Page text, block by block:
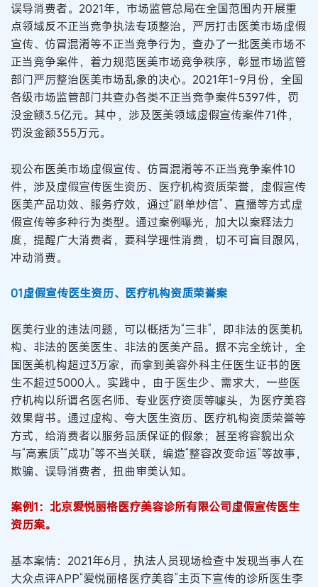
误导消费者。2021年，市场监管总局在全国范围内开展重
点领域反不正当竞争执法专项整治，严厉打击医美市场虚假
宣传、仿冒混淆等不正当竞争行为，查办了一批医美市场不
正当竞争案件，着力规范医美市场竞争秩序，彰显市场监管
部门严厉整治医美市场乱象的决心。2021年1-9月份，全国
各级市场监管部门共查办各类不正当竞争案件5397件，罚
没金额3.5亿元。其中，涉及医美领域虚假宣传案件71件，
罚没金额355万元。
现公布医美市场虚假宣传、仿冒混淆等不正当竞争案件10
件，涉及虚假宣传医生资历、医疗机构资质荣誉，虚假宣传
医美产品功效、服务疗效，通过“刷单炒信”、直播等方式虚
假宣传等多种行为类型。通过案例曝光，加大以案释法力
度，提醒广大消费者，要科学理性消费，切不可盲目跟风，
冲动消费。
01虚假宣传医生资历、医疗机构资质荣誉案
医美行业的违法问题，可以概括为“三非”，即非法的医美机
构、非法的医美医生、非法的医美产品。据不完全统计，全
国医美机构超过3万家，而拿到美容外科主任医生证书的医
生不超过5000人。实践中，由于医生少、需求大，一些医
疗机构以所谓名医名师、专业医疗资质等噱头，为医疗美容
效果背书。通过虚构、夸大医生资历、医疗机构资质荣誉等
方式，给消费者以服务品质保证的假象；甚至将容貌出众
与“高素质”“成功”等不当关联，编造“整容改变命运”等故事，
欺骗、误导消费者，扭曲审美认知。
案例1：北京爱悦丽格医疗美容诊所有限公司虚假宣传医生
资历案。
基本案情：2021年6月，执法人员现场检查中发现当事人在
大众点评APP“爱悦丽格医疗美容”主页下宣传的诊所医生李